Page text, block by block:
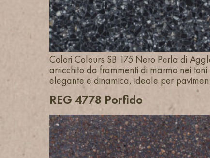
Colori Colours SB 175 Nero Perla di
arricchito da frammenti di marmo nei
elegante e dinamica, ideale per
REG 4778 Porfido